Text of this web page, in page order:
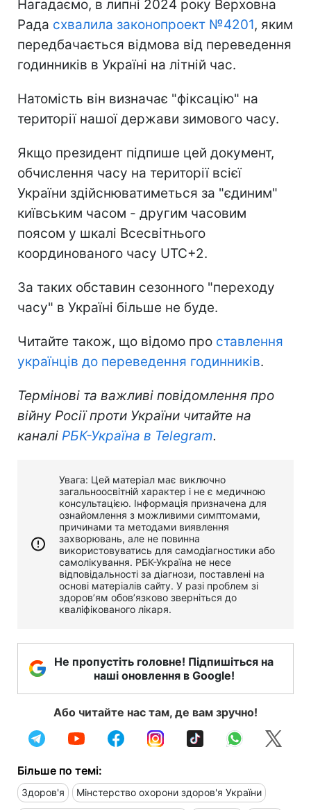
Нагадаємо, в липні 2024 року Верховна
Рада схвалила законопроект №4201, яким
передбачається відмова від переведення
годинників в Україні на літній час.
Натомість він визначає "фіксацію" на
території нашої держави зимового часу.
Якщо президент підпише цей документ,
обчислення часу на території всієї
України здійснюватиметься за "єдиним"
київським часом - другим часовим
поясом у шкалі Всесвітнього
координованого часу UTC+2.
За таких обставин сезонного "переходу
часу" в Україні більше не буде.
Читайте також, що відомо про ставлення
українців до переведення годинників.
Термінові та важливі повідомлення про
війну Росії проти України читайте на
каналі РБК-Україна в Telegram.
Увага: Цей матеріал має виключно
загальноосвітній характер і не є медичною
консультацією. Інформація призначена для
ознайомлення з можливими симптомами,
причинами та методами виявлення
захворювань, але не повинна
використовуватись для самодіагностики або
самолікування. РБК-Україна не несе
відповідальності за діагнози, поставлені на
основі матеріалів сайту. У разі проблем зі
здоров’ям обов’язково зверніться до
кваліфікованого лікаря.
Не пропустіть головне! Підпишіться на
наші оновлення в Google!
Або читайте нас там, де вам зручно!
Більше по темі:
Здоров'я Мінстерство охорони здоров'я України